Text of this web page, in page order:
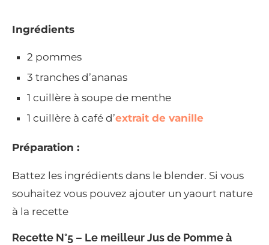
Ingrédients
2 pommes
3 tranches d’ananas
1 cuillère à soupe de menthe
1 cuillère à café d’extrait de vanille
Préparation :
Battez les ingrédients dans le blender. Si vous
souhaitez vous pouvez ajouter un yaourt nature
à la recette
Recette N°5 – Le meilleur Jus de Pomme à